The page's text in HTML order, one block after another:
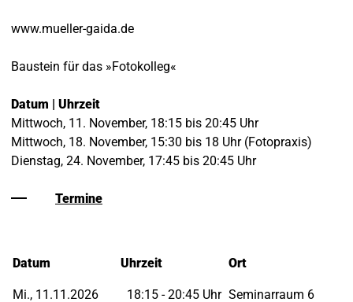
www.mueller-gaida.de
Baustein für das »Fotokolleg«
Datum | Uhrzeit
Mittwoch, 11. November, 18:15 bis 20:45 Uhr
Mittwoch, 18. November, 15:30 bis 18 Uhr (Fotopraxis)
Dienstag, 24. November, 17:45 bis 20:45 Uhr
Termine
Datum Uhrzeit Ort
Mi., 11.11.2026 18:15 - 20:45 Uhr Seminarraum 6